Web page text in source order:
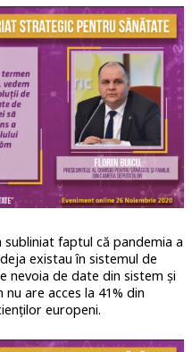
subliniat faptul că pandemia a
existau în sistemul de
nevoia de date din sistem și
are acces la 41% din
europeni.